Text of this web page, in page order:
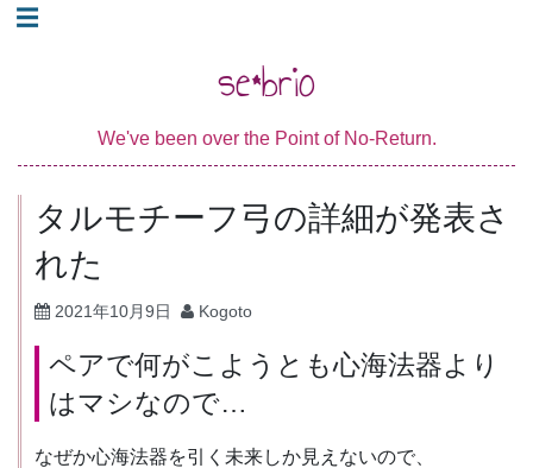
コ☰
se*brio
We've been over the Point of No-Return.
タルモチーフ弓の詳細が発表さ
れた
2021年10月9日 Kogoto
ペアで何がこようとも心海法器より
はマシなので…
なぜか心海法器を引く未来しか見えないので、